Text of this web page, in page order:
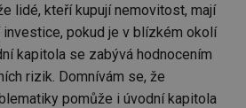
lidé, kteří kupují nemovitost, mají
pokud je v blízkém okolí
kapitola se zabývá hodnocením
rizik. Domnívám se, že
pomůže i úvodní kapitola